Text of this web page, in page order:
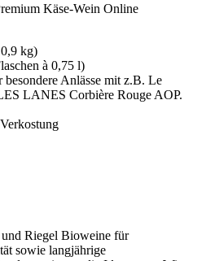
Käse-Wein Online
kg)
à 0,75 l)
Anlässe mit z.B. Le
LANES Corbière Rouge AOP.
Riegel Bioweine für
sowie langjährige